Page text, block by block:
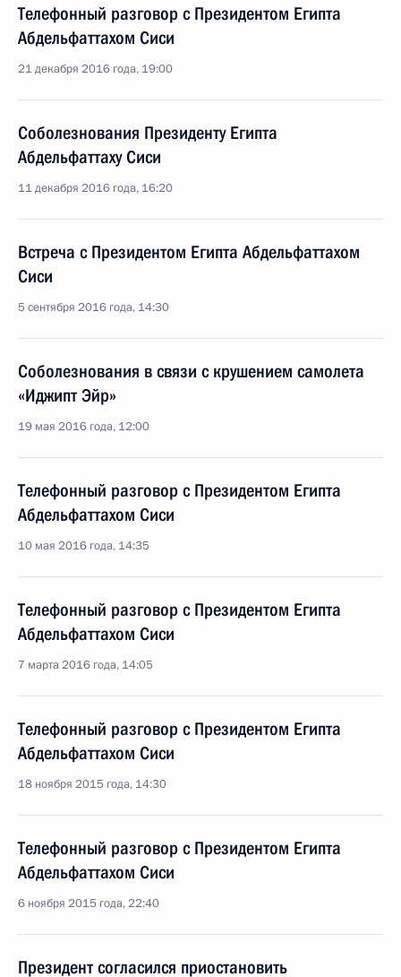
Телефонный разговор с Президентом Египта
Абдельфаттахом Сиси
21 декабря 2016 года, 19:00
Соболезнования Президенту Египта
Абдельфаттаху Сиси
11 декабря 2016 года, 16:20
Встреча с Президентом Египта Абдельфаттахом
Сиси
5 сентября 2016 года, 14:30
Соболезнования в связи с крушением самолета
«Иджипт Эйр»
19 мая 2016 года, 12:00
Телефонный разговор с Президентом Египта
Абдельфаттахом Сиси
10 мая 2016 года, 14:35
Телефонный разговор с Президентом Египта
Абдельфаттахом Сиси
7 марта 2016 года, 14:05
Телефонный разговор с Президентом Египта
Абдельфаттахом Сиси
18 ноября 2015 года, 14:30
Телефонный разговор с Президентом Египта
Абдельфаттахом Сиси
6 ноября 2015 года, 22:40
Президент согласился приостановить